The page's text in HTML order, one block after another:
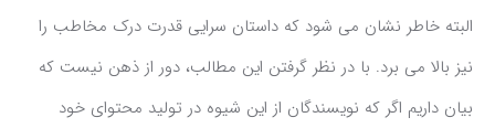
البته خاطر نشان می شود که داستان سرایی قدرت درک مخاطب را
نیز بالا می برد. با در نظر گرفتن این مطالب، دور از ذهن نیست که
بیان داریم اگر که نویسندگان از این شیوه در تولید محتوای خود